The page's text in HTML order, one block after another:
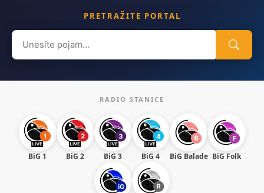
PRETRAŽITE PORTAL
Search
for:
RADIO STANICE
BiG 1 BiG 2 BiG 3 BiG 4 BiG Balade BiG Folk